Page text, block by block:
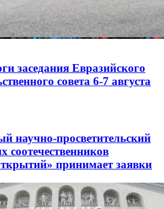
заседания Евразийского
совета 6-7 августа
научно-просветительский
принимает заявки